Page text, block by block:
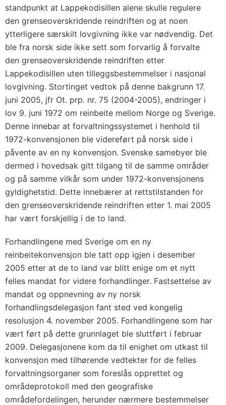
standpunkt at Lappekodisillen alene skulle regulere
den grenseoverskridende reindriften og at noen
ytterligere særskilt lovgivning ikke var nødvendig. Det
ble fra norsk side ikke sett som forvarlig å forvalte
den grenseoverskridende reindriften etter
Lappekodisillen uten tilleggsbestemmelser i nasjonal
lovgivning. Stortinget vedtok på denne bakgrunn 17.
juni 2005, jfr Ot. prp. nr. 75 (2004-2005), endringer i
lov 9. juni 1972 om reinbeite mellom Norge og Sverige.
Denne innebar at forvaltningssystemet i henhold til
1972-konvensjonen ble videreført på norsk side i
påvente av en ny konvensjon. Svenske samebyer ble
dermed i hovedsak gitt tilgang til de samme områder
og på samme vilkår som under 1972-konvensjonens
gyldighetstid. Dette innebærer at rettstilstanden for
den grenseoverskridende reindriften etter 1. mai 2005
har vært forskjellig i de to land.
Forhandlingene med Sverige om en ny
reinbeitekonvensjon ble tatt opp igjen i desember
2005 etter at de to land var blitt enige om et nytt
felles mandat for videre forhandlinger. Fastsettelse av
mandat og oppnevning av ny norsk
forhandlingsdelegasjon fant sted ved kongelig
resolusjon 4. november 2005. Forhandlingene som har
vært ført på dette grunnlaget ble sluttført i februar
2009. Delegasjonene kom da til enighet om utkast til
konvensjon med tilhørende vedtekter for de felles
forvaltningsorganer som foreslås opprettet og
områdeprotokoll med den geografiske
områdefordelingen, herunder nærmere bestemmelser